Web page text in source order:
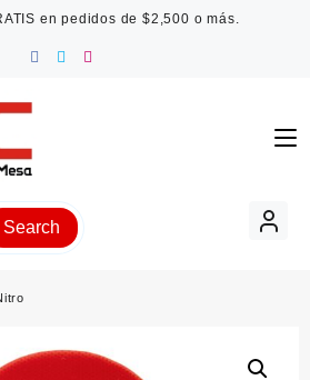
en pedidos de $2,500 o más.
Search